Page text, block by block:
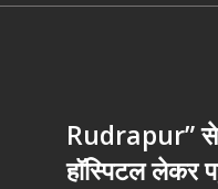
Rudrapur” से
हॉस्पिटल लेकर